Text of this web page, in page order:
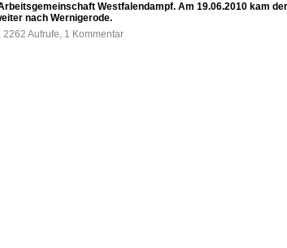
Westfalendampf. Am 19.06.2010 kam
nach Wernigerode.
Aufrufe, 1 Kommentar